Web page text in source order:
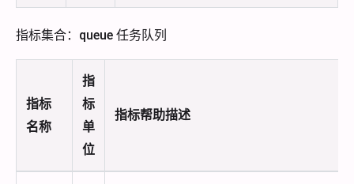
指标集合：queue 任务队列
指标
名称
指
标
单
位
指标帮助描述